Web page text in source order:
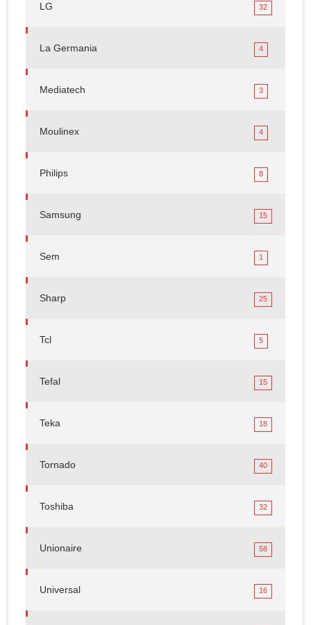
LG 32
La Germania 4
Mediatech 3
Moulinex 4
Philips 8
Samsung 15
Sem 1
Sharp 25
Tcl 5
Tefal 15
Teka 18
Tornado 40
Toshiba 32
Unionaire 58
Universal 16